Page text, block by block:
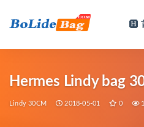
Hermes Lindy bag
Lindy 30CM 2018-05-01 0